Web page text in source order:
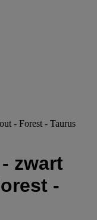
- Forest - Taurus
zwart
-